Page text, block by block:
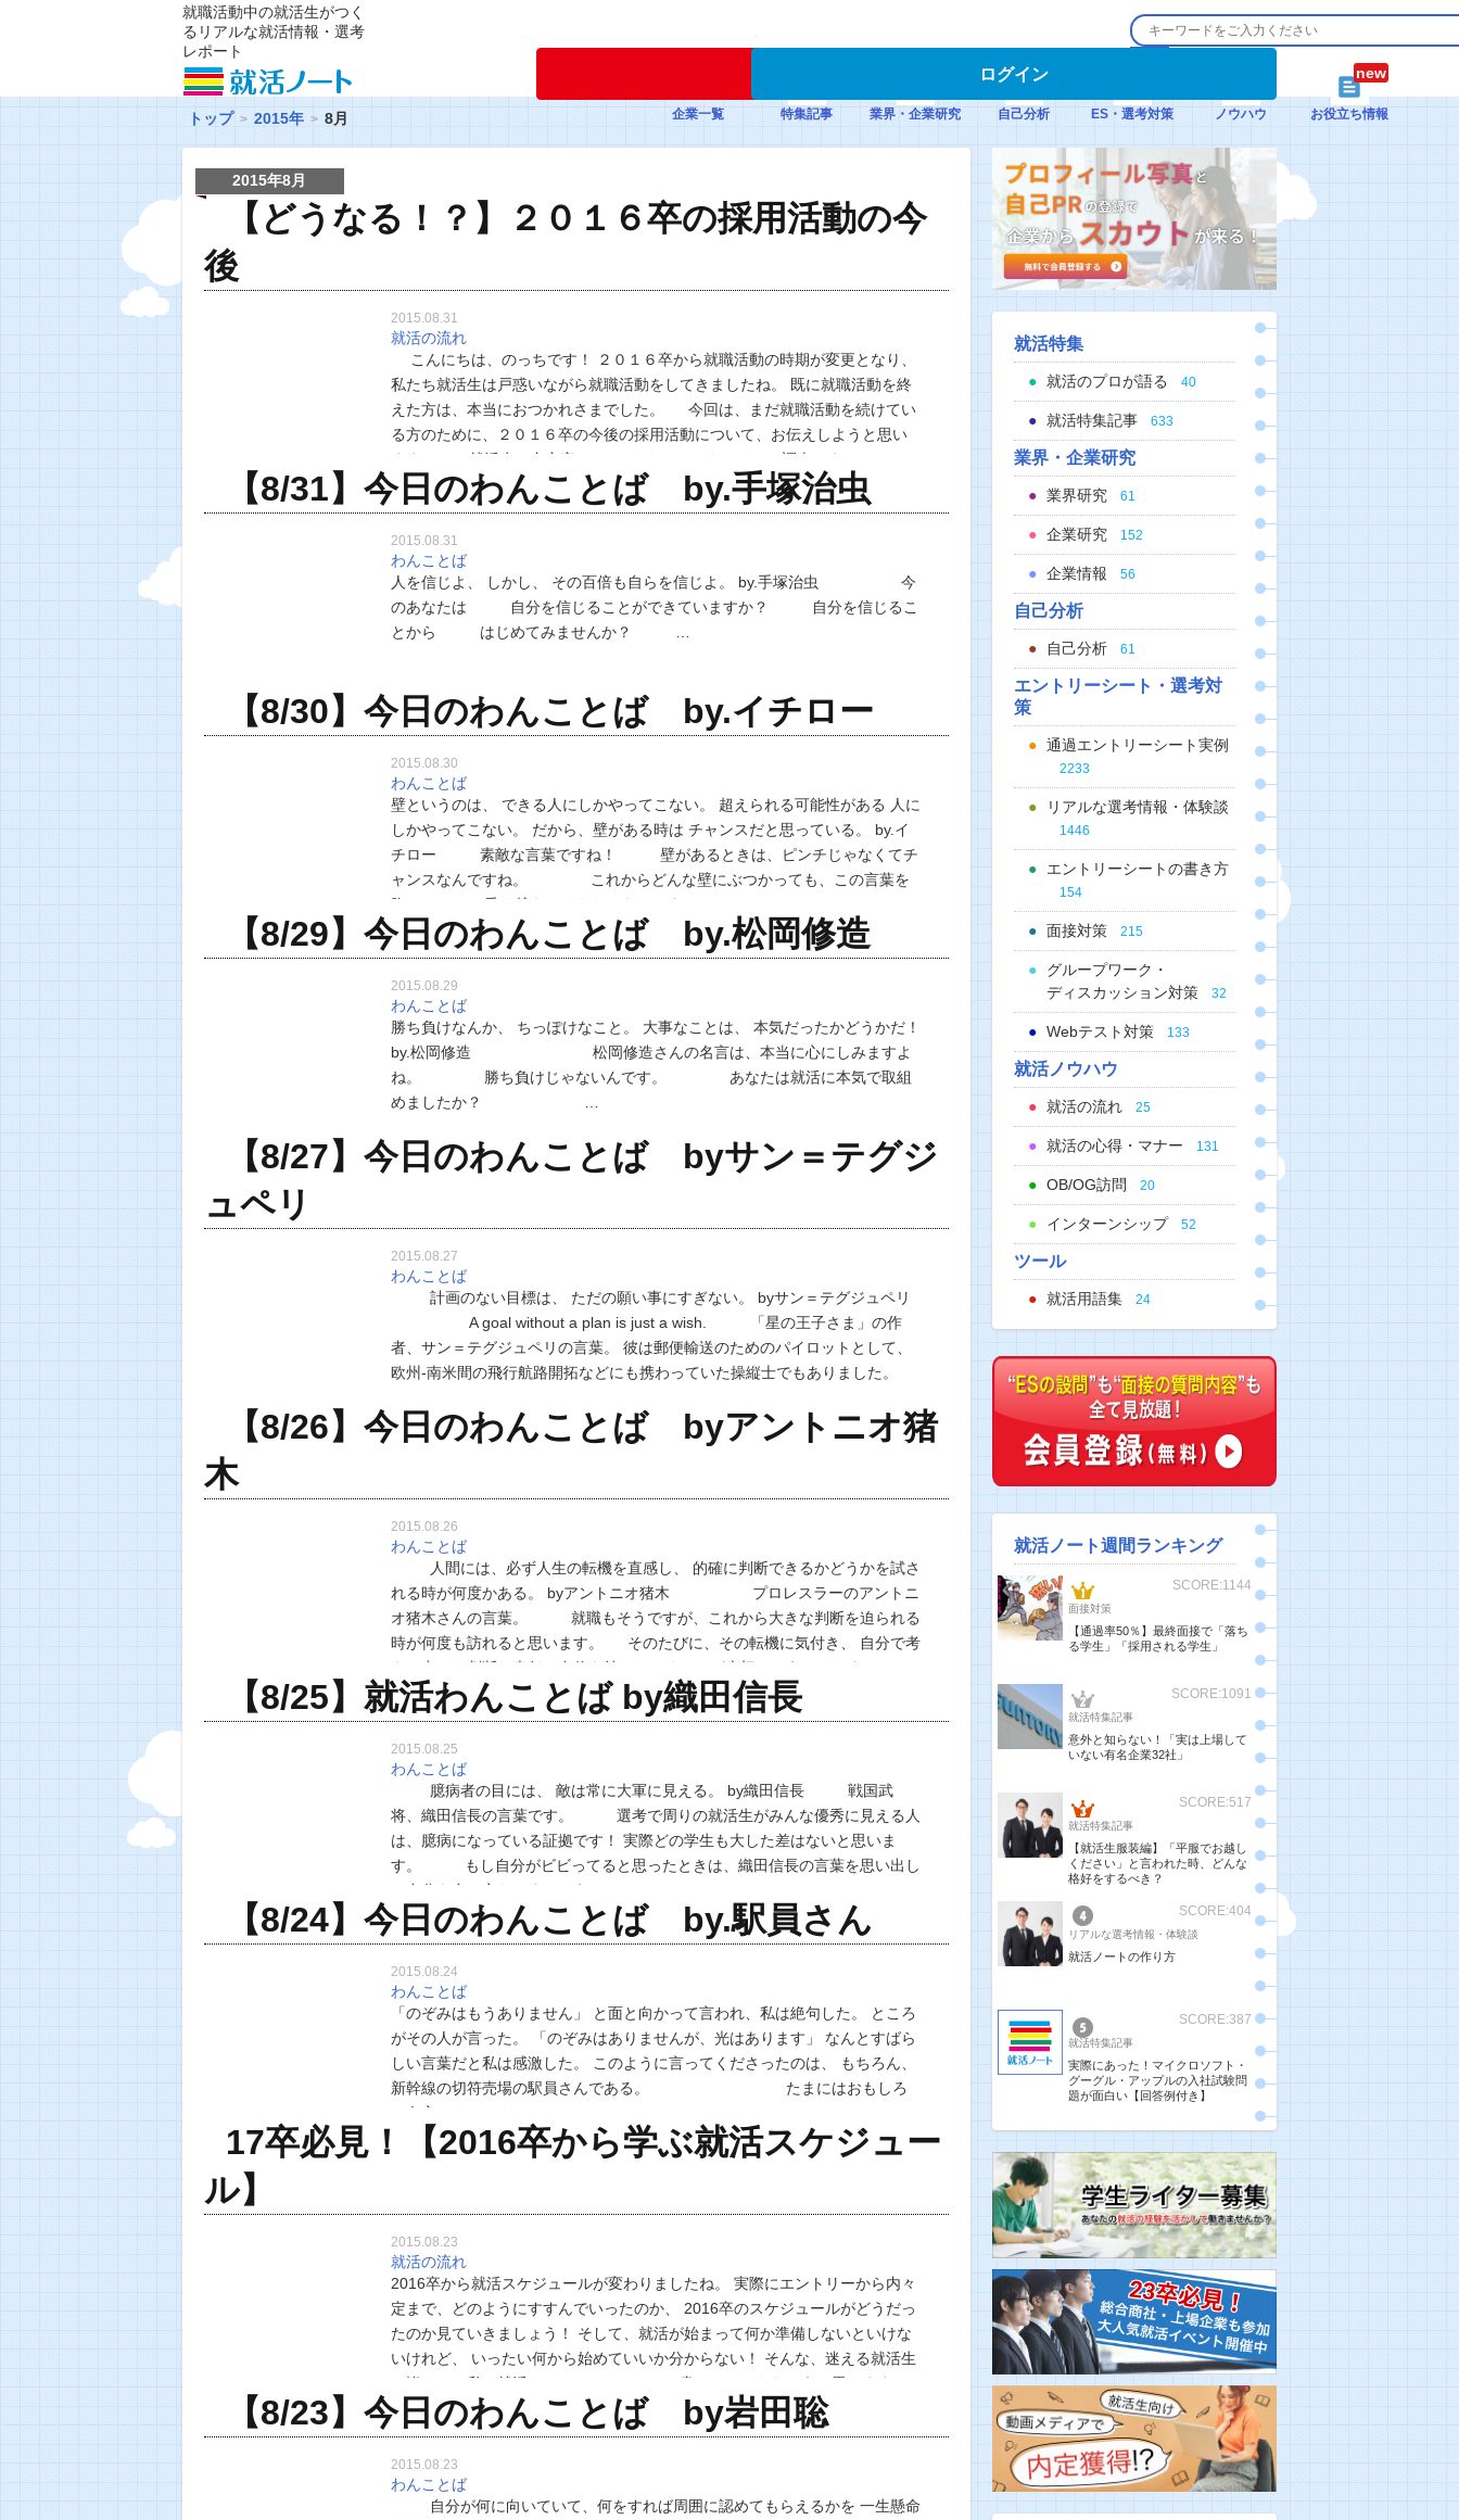
就職活動中の就活生がつく
るリアルな就活情報・選考
レポート
企業一覧 特集記事 業界・企業研究 自己分析 ES・選考対策 ノウハウ お役立ち情報
ログイン
トップ 2015年 8月
2015年8月
【どうなる！？】２０１６卒の採用活動の今
後
2015.08.31
就活の流れ
こんにちは、のっちです！ ２０１６卒から就職活動の時期が変更となり、
私たち就活生は戸惑いながら就職活動をしてきましたね。 既に就職活動を終
えた方は、本当におつかれさまでした。 今回は、まだ就職活動を続けてい
る方のために、２０１６卒の今後の採用活動について、お伝えしようと思い
ます。 ■就活生の内定率は？ リクルートキャリアの調査によって、
2016卒の学生の就職内定率は、8月15日…
【8/31】今日のわんことば by.手塚治虫
2015.08.31
わんことば
人を信じよ、 しかし、 その百倍も自らを信じよ。 by.手塚治虫 今
のあなたは 自分を信じることができていますか？ 自分を信じるこ
とから はじめてみませんか？ …
【8/30】今日のわんことば by.イチロー
2015.08.30
わんことば
壁というのは、 できる人にしかやってこない。 超えられる可能性がある 人に
しかやってこない。 だから、壁がある時は チャンスだと思っている。 by.イ
チロー 素敵な言葉ですね！ 壁があるときは、ピンチじゃなくてチ
ャンスなんですね。 これからどんな壁にぶつかっても、この言葉を
胸に 乗り越えていきたいものです。…
【8/29】今日のわんことば by.松岡修造
2015.08.29
わんことば
勝ち負けなんか、 ちっぽけなこと。 大事なことは、 本気だったかどうかだ！
by.松岡修造 松岡修造さんの名言は、本当に心にしみますよ
ね。 勝ち負けじゃないんです。 あなたは就活に本気で取組
めましたか？ …
【8/27】今日のわんことば byサン＝テグジ
ュペリ
2015.08.27
わんことば
計画のない目標は、 ただの願い事にすぎない。 byサン＝テグジュペリ
A goal without a plan is just a wish. 「星の王子さま」の作
者、サン＝テグジュペリの言葉。 彼は郵便輸送のためのパイロットとして、
欧州-南米間の飛行航路開拓などにも携わっていた操縦士でもありました。
【8/26】今日のわんことば byアントニオ猪
木
2015.08.26
わんことば
人間には、必ず人生の転機を直感し、 的確に判断できるかどうかを試さ
れる時が何度かある。 byアントニオ猪木 プロレスラーのアントニ
オ猪木さんの言葉。 就職もそうですが、これから大きな判断を迫られる
時が何度も訪れると思います。 そのたびに、その転機に気付き、 自分で考
えて出した判断に責任と自信を持っていくことが大切ということですね…
【8/25】就活わんことば by織田信長
2015.08.25
わんことば
臆病者の目には、 敵は常に大軍に見える。 by織田信長 戦国武
将、織田信長の言葉です。 選考で周りの就活生がみんな優秀に見える人
は、臆病になっている証拠です！ 実際どの学生も大した差はないと思いま
す。 もし自分がビビってると思ったときは、織田信長の言葉を思い出し
て自分を奮い立たせましょう！ …
【8/24】今日のわんことば by.駅員さん
2015.08.24
わんことば
「のぞみはもうありません」 と面と向かって言われ、私は絶句した。 ところ
がその人が言った。 「のぞみはありませんが、光はあります」 なんとすばら
しい言葉だと私は感激した。 このように言ってくださったのは、 もちろん、
新幹線の切符売場の駅員さんである。 たまにはおもしろ
い名言でリラックス。 …
17卒必見！【2016卒から学ぶ就活スケジュー
ル】
2015.08.23
就活の流れ
2016卒から就活スケジュールが変わりましたね。 実際にエントリーから内々
定まで、どのようにすすんでいったのか、 2016卒のスケジュールがどうだっ
たのか見ていきましょう！ そして、就活が始まって何か準備しないといけな
いけれど、 いったい何から始めていいか分からない！ そんな、迷える就活生
の皆さんに私の就活スケジュールについて書かせていただこうと思います。
Q．2016卒の就活のスケジュール、ど…
【8/23】今日のわんことば by岩田聡
2015.08.23
わんことば
自分が何に向いていて、何をすれば周囲に認めてもらえるかを 一生懸命
就活特集
就活のプロが語る 40
就活特集記事 633
業界・企業研究
業界研究 61
企業研究 152
企業情報 56
自己分析
自己分析 61
エントリーシート・選考対
策
通過エントリーシート実例
2233
リアルな選考情報・体験談
1446
エントリーシートの書き方
154
面接対策 215
グループワーク・
ディスカッション対策
32
Webテスト対策 133
就活ノウハウ
就活の流れ 25
就活の心得・マナー 131
OB/OG訪問 20
インターンシップ 52
ツール
就活用語集 24
就活ノート週間ランキング
SCORE:1144
面接対策
【通過率50％】最終面接で「落ち
る学生」「採用される学生」
SCORE:1091
就活特集記事
意外と知らない！「実は上場して
いない有名企業32社」
SCORE:517
就活特集記事
【就活生服装編】「平服でお越し
ください」と言われた時、どんな
格好をするべき？
SCORE:404
リアルな選考情報・体験談
就活ノートの作り方
SCORE:387
就活特集記事
実際にあった！マイクロソフト・
グーグル・アップルの入社試験問
題が面白い【回答例付き】